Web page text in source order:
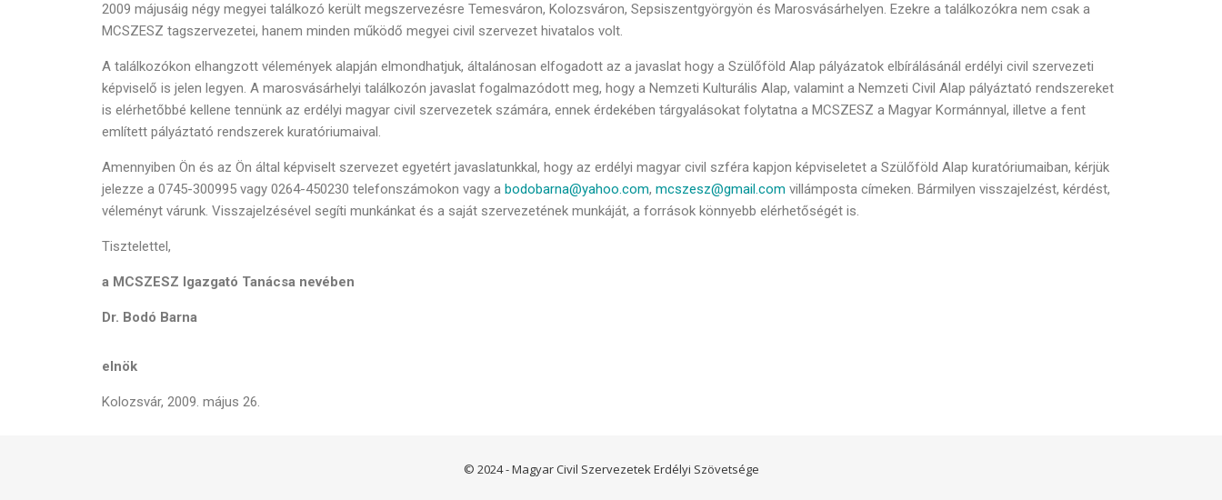
2009 májusáig négy megyei találkozó került megszervezésre Temesváron, Kolozsváron, Sepsiszentgyörgyön és Marosvásárhelyen. Ezekre a találkozókra nem csak a
MCSZESZ tagszervezetei, hanem minden működő megyei civil szervezet hivatalos volt.
A találkozókon elhangzott vélemények alapján elmondhatjuk, általánosan elfogadott az a javaslat hogy a Szülőföld Alap pályázatok elbírálásánál erdélyi civil szervezeti
képviselő is jelen legyen. A marosvásárhelyi találkozón javaslat fogalmazódott meg, hogy a Nemzeti Kulturális Alap, valamint a Nemzeti Civil Alap pályáztató rendszereket
is elérhetőbbé kellene tennünk az erdélyi magyar civil szervezetek számára, ennek érdekében tárgyalásokat folytatna a MCSZESZ a Magyar Kormánnyal, illetve a fent
említett pályáztató rendszerek kuratóriumaival.
Amennyiben Ön és az Ön által képviselt szervezet egyetért javaslatunkkal, hogy az erdélyi magyar civil szféra kapjon képviseletet a Szülőföld Alap kuratóriumaiban, kérjük
jelezze a 0745-300995 vagy 0264-450230 telefonszámokon vagy a bodobarna@yahoo.com, mcszesz@gmail.com villámposta címeken. Bármilyen visszajelzést, kérdést,
véleményt várunk. Visszajelzésével segíti munkánkat és a saját szervezetének munkáját, a források könnyebb elérhetőségét is.
Tisztelettel,
a MCSZESZ Igazgató Tanácsa nevében
Dr. Bodó Barna
elnök
Kolozsvár, 2009. május 26.
© 2024 - Magyar Civil Szervezetek Erdélyi Szövetsége